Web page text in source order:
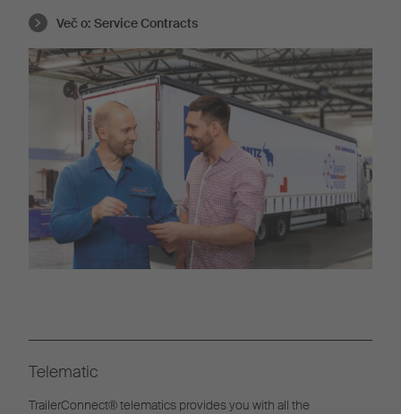
Več o: Service Contracts
Telematic
TrailerConnect® telematics provides you with all the